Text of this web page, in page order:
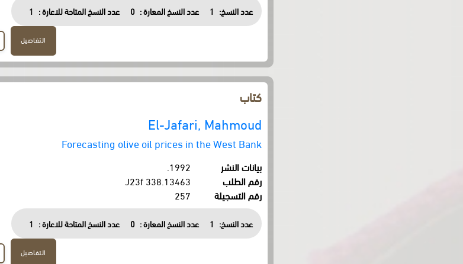
عدد النسخ: 1 عدد النسخ المعارة : 0 عدد النسخ المتاحة للاعارة : 1
التفاصيل
كتاب
El-Jafari, Mahmoud
Forecasting olive oil prices in the West Bank
بيانات النشر
1992.
رقم الطلب
338.13463 J23f
رقم التسجيلة
257
عدد النسخ: 1 عدد النسخ المعارة : 0 عدد النسخ المتاحة للاعارة : 1
التفاصيل